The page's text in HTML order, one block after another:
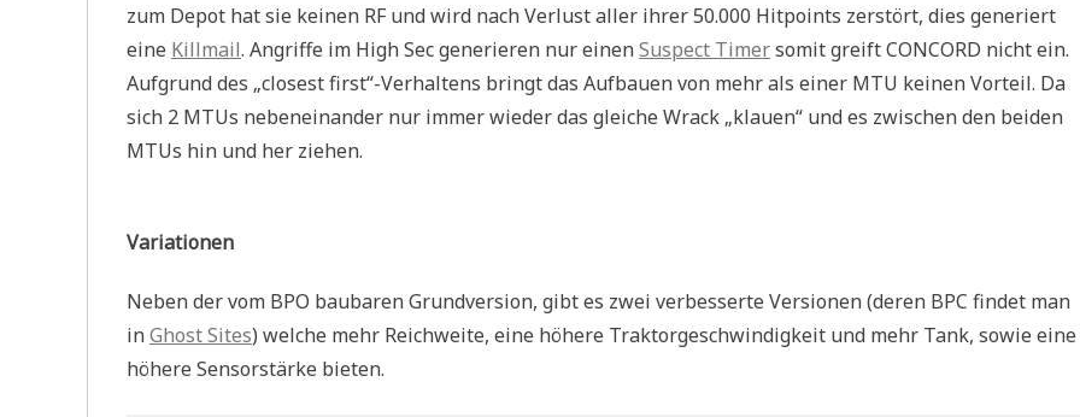
zum Depot hat sie keinen RF und wird nach Verlust aller ihrer 50.000 Hitpoints zerstört, dies generiert
eine Killmail. Angriffe im High Sec generieren nur einenSuspect Timersomit greift CONCORD nicht ein.
Aufgrund des „closest first“-Verhaltens bringt das Aufbauen von mehr als einer MTU keinen Vorteil. Da
sich 2 MTUs nebeneinander nur immer wieder das gleiche Wrack „klauen“ und es zwischen den beiden
MTUs hin und her ziehen.
Variationen
Neben der vom BPO baubaren Grundversion, gibt es zwei verbesserte Versionen (deren BPC findet man
inGhost Sites) welche mehr Reichweite, eine höhere Traktorgeschwindigkeit und mehr Tank, sowie eine
höhere Sensorstärke bieten.